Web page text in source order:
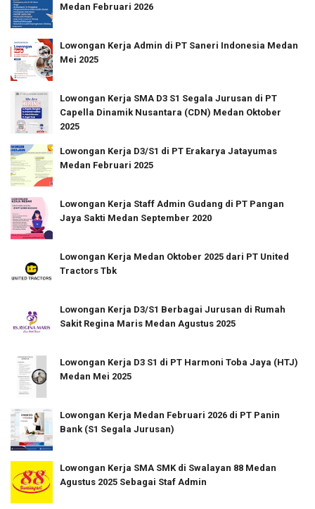
Medan Februari 2026
Lowongan Kerja Admin di PT Saneri Indonesia Medan
Mei 2025
Lowongan Kerja SMA D3 S1 Segala Jurusan di PT
Capella Dinamik Nusantara (CDN) Medan Oktober
2025
Lowongan Kerja D3/S1 di PT Erakarya Jatayumas
Medan Februari 2025
Lowongan Kerja Staff Admin Gudang di PT Pangan
Jaya Sakti Medan September 2020
Lowongan Kerja Medan Oktober 2025 dari PT United
Tractors Tbk
Lowongan Kerja D3/S1 Berbagai Jurusan di Rumah
Sakit Regina Maris Medan Agustus 2025
Lowongan Kerja D3 S1 di PT Harmoni Toba Jaya (HTJ)
Medan Mei 2025
Lowongan Kerja Medan Februari 2026 di PT Panin
Bank (S1 Segala Jurusan)
Lowongan Kerja SMA SMK di Swalayan 88 Medan
Agustus 2025 Sebagai Staf Admin